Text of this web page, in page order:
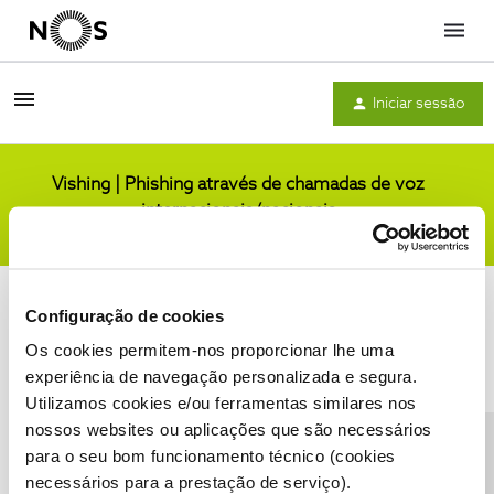
Configuração de cookies
Os cookies permitem-nos proporcionar lhe uma
experiência de navegação personalizada e segura.
Utilizamos cookies e/ou ferramentas similares nos
nossos websites ou aplicações que são necessários
para o seu bom funcionamento técnico (cookies
necessários para a prestação de serviço).
Menu
Iniciar sessão
Vishing | Phishing através de chamadas de voz
internacionais/nacionais
Condições do Fórum NOS Accessibility statement